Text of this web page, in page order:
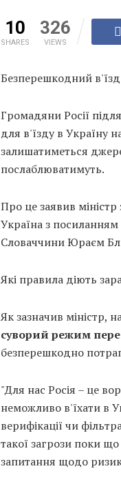
10
SHARES
326
VIEWS
Безперешкодний
Громадяни Росії
для в'їзду в Україну
залишатиметься
послаблюватимуть.
Про це заявив
Україна з
Словаччини Юраєм
Які правила діють
Як зазначив міністр,
суворий режим
безперешкодно
"Для нас Росія – це
неможливо в'їхати в
верифікації чи
такої загрози поки
запитання щодо